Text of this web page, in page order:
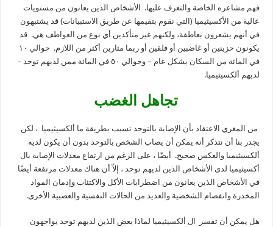
فهم مشاعره الخاصة والتعرف عليها. الأشخاص الذين يعانون من مستويات
عالية من الأكسيثيميا (التي نقوم بتقيمها عن طريق الاستبيانات) قد يشتبهون
في أنهم يشعرون بعاطفة، ولكنهم غير متأكدين أي نوع من العواطف هي. قد
يكونون حزينين أو غاضبين أو قلقين أو ربما مثارين أكثر من اللازم. حوالي ١٠
في المائة من السكان بشكل عام – وحوالي ٥٠ في المائة ممن لديهم توحد –
لديهم ألكسيثيميا.
تجاهل الغضب
من المغري الاعتقاد بأن الإصابة بالتوحد تسبب بطريقة ما ألكسيثيميا ، لكن
يجدر بنا أن نتذكر أنه يمكن أن يصاب الشخص بالتوحد بدون أن يكون لديه
ألكسيثيميا والعكس صحيح. أيضًا ، على الرغم من ارتفاع معدلات الإصابة بال
أكسيثيميا لدى الأشخاص الذين لديهم توحد ، إلاّ أن هناك معدلات مرتفعة أيضًا
في الأشخاص الذين يعانون من اضطرابات الأكل والاكتئاب وإدمان المواد
المخدرة وانفصام الشخصية والعديد من الحالات النفسية والعصبية الأخرى.
هل يمكن أن تفسر ال ألكسيثيميا لماذا بعض الذين لديهم توحد يواجهون